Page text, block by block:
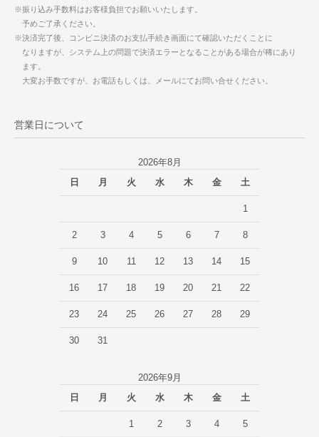
※振り込み手数料はお客様負担でお願いいたします。
予めご了承ください。
※決済完了後、コンビニ決済のお支払手続き画面にて確認いただくことに
なりますが、システム上の問題で決済エラーとなることがある場合が稀にあり
ます。
大変お手数ですが、お電話もしくは、メールにてお問い合せください。
営業日について
2026年8月
日
月 火 水 木 金 土
1
2 3 4 5 6 7 8
9 10 11 12 13 14 15
16 17 18 19 20 21 22
23 24 25 26 27 28 29
30 31
2026年9月
日
月 火 水 木 金 土
1 2 3 4 5